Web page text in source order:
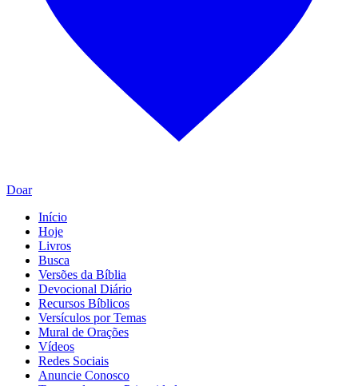
Doar
Início
Hoje
Livros
Busca
Versões da Bíblia
Devocional Diário
Recursos Bíblicos
Versículos por Temas
Mural de Orações
Vídeos
Redes Sociais
Anuncie Conosco